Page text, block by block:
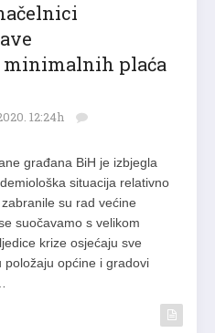
minimalnih plaća
12:24h
građana BiH je izbjegla
situacija relativno
su rad većine
suočavamo s velikom
krize osjećaju sve
položaju općine i gradovi